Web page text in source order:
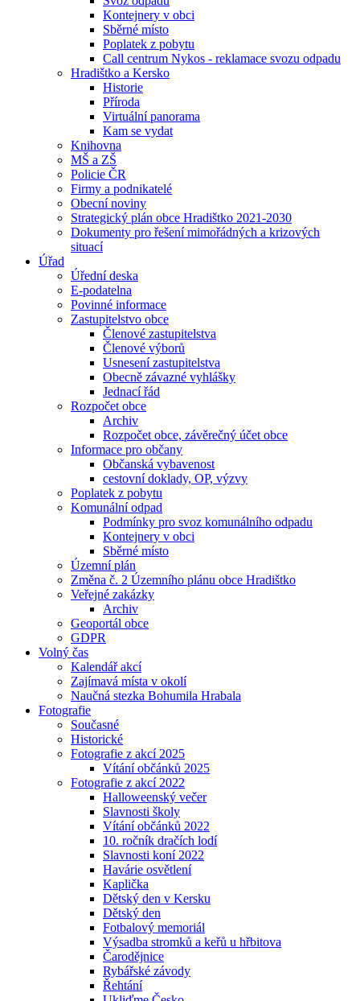
Kontejnery v obci
Sběrné místo
Poplatek z pobytu
Call centrum Nykos - reklamace svozu odpadu
Hradištko a Kersko
Historie
Příroda
Virtuální panorama
Kam se vydat
Knihovna
MŠ a ZŠ
Policie ČR
Firmy a podnikatelé
Obecní noviny
Strategický plán obce Hradištko 2021-2030
Dokumenty pro řešení mimořádných a krizových
situací
Úřad
Úřední deska
E-podatelna
Povinné informace
Zastupitelstvo obce
Členové zastupitelstva
Členové výborů
Usnesení zastupitelstva
Obecně závazné vyhlášky
Jednací řád
Rozpočet obce
Archiv
Rozpočet obce, závěrečný účet obce
Informace pro občany
Občanská vybavenost
cestovní doklady, OP, výzvy
Poplatek z pobytu
Komunální odpad
Podmínky pro svoz komunálního odpadu
Kontejnery v obci
Sběrné místo
Územní plán
Změna č. 2 Územního plánu obce Hradištko
Veřejné zakázky
Archiv
Geoportál obce
GDPR
Volný čas
Kalendář akcí
Zajímavá místa v okolí
Naučná stezka Bohumila Hrabala
Fotografie
Současné
Historické
Fotografie z akcí 2025
Vítání občánků 2025
Fotografie z akcí 2022
Halloweenský večer
Slavnosti školy
Vítání občánků 2022
10. ročník dračích lodí
Slavnosti koní 2022
Havárie osvětlení
Kaplička
Dětský den v Kersku
Dětský den
Fotbalový memoriál
Výsadba stromků a keřů u hřbitova
Čarodějnice
Rybářské závody
Řehtání